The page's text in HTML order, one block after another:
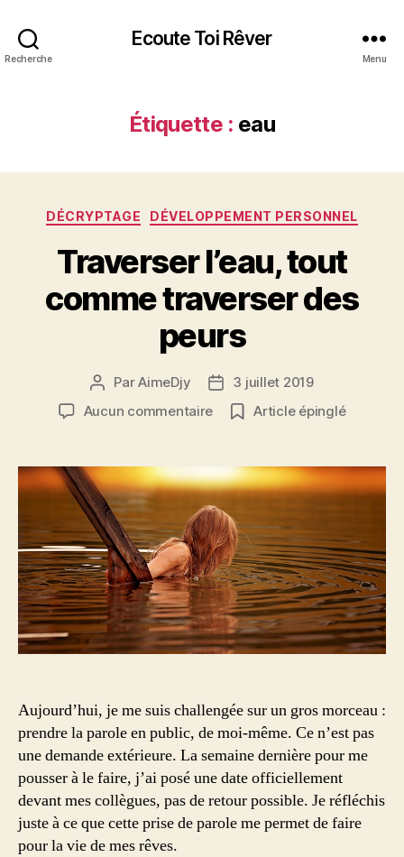
Recherche
Ecoute Toi Rêver
Menu
Étiquette : eau
Catégories
DÉCRYPTAGE DÉVELOPPEMENT PERSONNEL
Traverser l’eau, tout
comme traverser des
peurs
Auteur
ParAimeDjy
Date
de
l’article
3 juillet 2019
Aucun commentairesur
tout
comme
traverser
des
peurs
Article épinglé
Aujourd’hui, je me suis challengée sur un gros morceau :
prendre la parole en public, de moi-même. Ce n’est pas
une demande extérieure. La semaine dernière pour me
pousser à le faire, j’ai posé une date officiellement
devant mes collègues, pas de retour possible. Je réfléchis
juste à ce que cette prise de parole me permet de faire
pour la vie de mes rêves.